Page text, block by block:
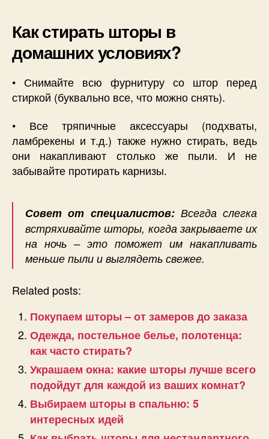
Как стирать шторы в
домашних условиях?
• Снимайте всю фурнитуру со штор перед
стиркой (буквально все, что можно снять).
• Все тряпичные аксессуары (подхваты,
ламбрекены и т.д.) также нужно стирать, ведь
они накапливают столько же пыли. И не
забывайте протирать карнизы.
Совет от специалистов: Всегда слегка
встряхивайте шторы, когда закрываете их
на ночь – это поможет им накапливать
меньше пыли и выглядеть свежее.
Related posts:
Покупаем шторы – от замеров до заказа
Одежда, постельное белье, полотенца:
как часто стирать?
Украшаем окна: какие шторы лучше всего
подойдут для каждой из ваших комнат?
Выбираем шторы в спальню: 5
интересных идей